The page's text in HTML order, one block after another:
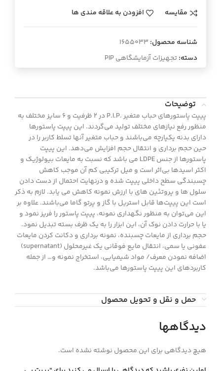
مقایسه
افزودن به علاقه مندی ها
شناسه محصول: 1655033
دسته:تجهیزات آزمایشگاهی PIP
توضیحات
پیپت پاستورهای حباب متغیر .P.I.P در ۲ ظرفیت و ۶ سایز مختلف به
منظور رفع نیازهای مختلف تولید می‌گردند. این پیپت پاستورها
دارای بدنه یکپارچه می‌باشند و حباب متغیر آنها تسلط کاربر را در
حین حجم‌ برداری و انتقال حجم افزایش می‌دهد. این پیپت
پاستورها از جنس LDPE می باشد که نسبت به مایعات بیولوژیک و
اکثر اسیدها بی‌اثر است و میل ترکیبی کم آن موجب کاهش
چسبندگی سطح داخلی پیپت شده و درنهایت احتمال از دست دادن
سلول ها و پروتئین های با ارزش نمونه کاهش می یابد. لازم به ذکر
است این پیپت‌ها قابل استریل با گاز و پرتو گاما می‌باشند. علاوه بر
این می‌توان به منظور نگهداری نمونه، پیپت پاستور را فریز نمود و
یا با حرارت دادن نوک آن، این ابزار را به یک ظرف بسته تبدیل نمود.
حجم‌ برداری از مایعات چسبنده، نمونه‌ برداری و دکانت کردن مایعات
عفونی یا سمی، انتقال مایع فوقانی یک غیرمحلول (supernatant)
اضافه نمودن معرف/ مواد شیمیایی، استخراج نمونه و… از جمله
کاربردهای این پیپت پاستورها می‌باشد.
حمل و نقل و تحویل محصول
دیدگاهها
هیچ دیدگاهی برای این محصول نوشته نشده است.